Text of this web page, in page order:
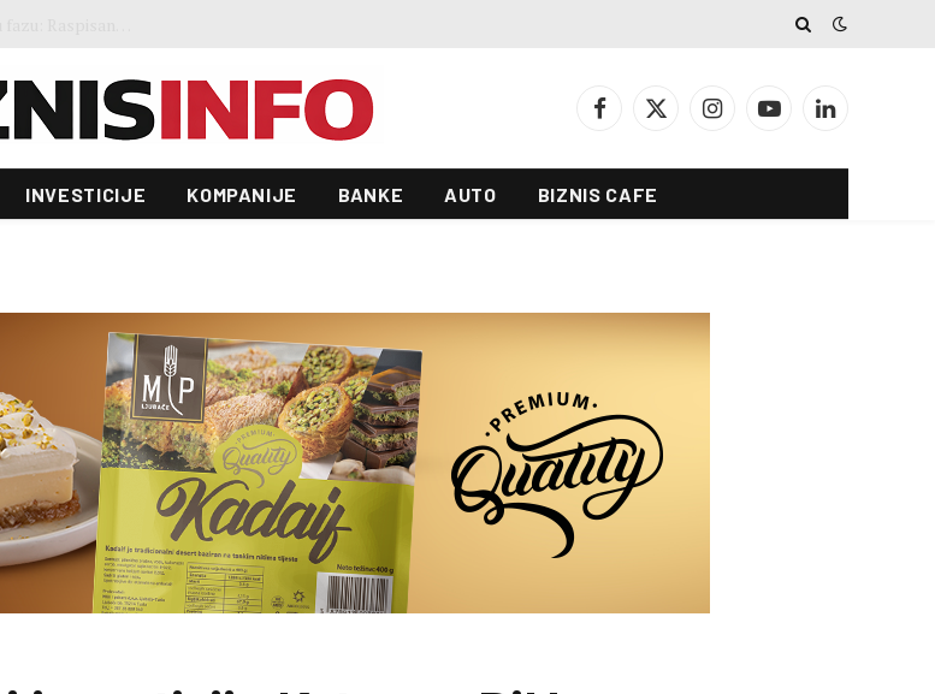
Facebook
X
InstagramYouTubeLinkedIn
INVESTICIJE KOMPANIJE BANKE AUTO BIZNIS CAFE